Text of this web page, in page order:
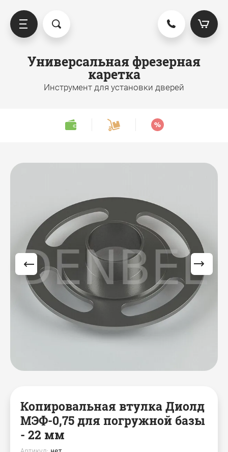
фрезерные
фрезерная
Универсальная фрезерная
каретка
Инструмент для установки дверей
Копировальная втулка Диолд
МЭФ-0,75 для погружной базы
- 22 мм